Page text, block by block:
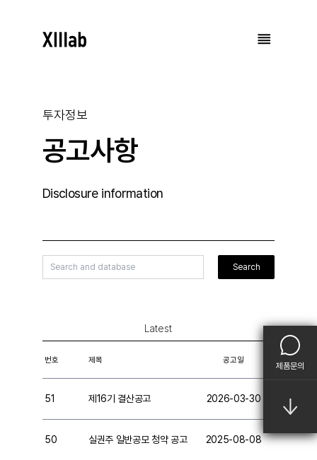
제품문의
공고사항
투자정보
공고사항
Disclosure information
Latest
Search
번호 제목 공고일
51 제16기 결산공고 2026-03-30
50 실권주 일반공모 청약 공고 2025-08-08